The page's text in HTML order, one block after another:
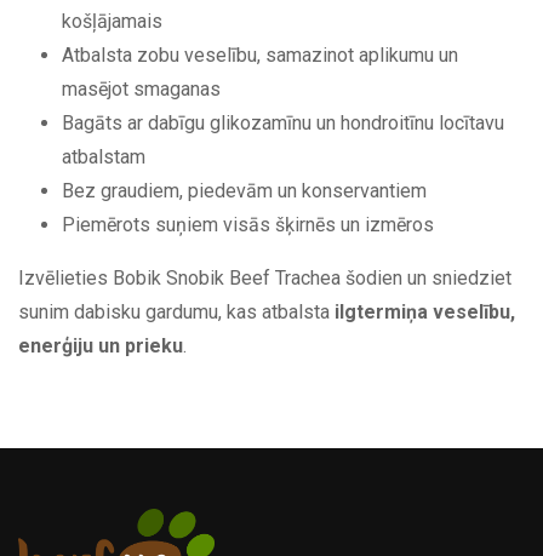
košļājamais
Atbalsta zobu veselību, samazinot aplikumu un
masējot smaganas
Bagāts ar dabīgu glikozamīnu un hondroitīnu locītavu
atbalstam
Bez graudiem, piedevām un konservantiem
Piemērots suņiem visās šķirnēs un izmēros
Izvēlieties Bobik Snobik Beef Trachea šodien un sniedziet
sunim dabisku gardumu, kas atbalsta ilgtermiņa veselību,
enerģiju un prieku